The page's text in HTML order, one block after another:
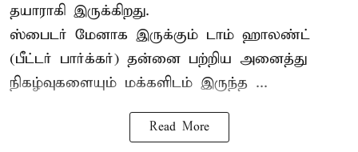
தயாராகி இருக்கிறது.
ஸ்பைடர் மேனாக இருக்கும் டாம் ஹாலண்ட்
(பீட்டர் பார்க்கர்) தன்னை பற்றிய அனைத்து
நிகழ்வுகளையும் மக்களிடம் இருந்த ...
Read More